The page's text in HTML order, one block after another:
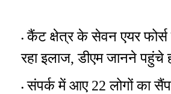
कैंट क्षेत्र के सेवन एयर
रहा इलाज, डीएम जानने पहुंचे
संपर्क में आए 22 लोगों का